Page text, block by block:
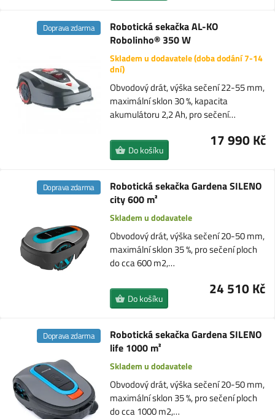
Robotická sekačka AL-KO
Robolinho® 350 W
Doprava zdarma
Skladem u dodavatele (doba dodání 7-14
dní)
Obvodový drát, výška sečení 22-55 mm,
maximální sklon 30 %, kapacita
akumulátoru 2,2 Ah, pro sečení…
17 990 Kč
Do košíku
Robotická sekačka Gardena SILENO
city 600 m²
Doprava zdarma
Skladem u dodavatele
Obvodový drát, výška sečení 20-50 mm,
maximální sklon 35 %, pro sečení ploch
do cca 600 m2,…
24 510 Kč
Do košíku
Robotická sekačka Gardena SILENO
life 1000 m²
Doprava zdarma
Skladem u dodavatele
Obvodový drát, výška sečení 20-50 mm,
maximální sklon 35 %, pro sečení ploch
do cca 1000 m2,…